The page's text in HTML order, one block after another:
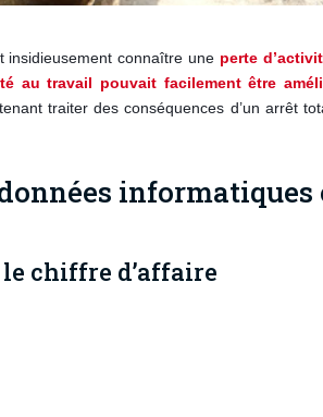
connaître une perte
au travail pouvait facilement être
traiter des conséquences d’un arrêt
informatiques
le chiffre d’affaire